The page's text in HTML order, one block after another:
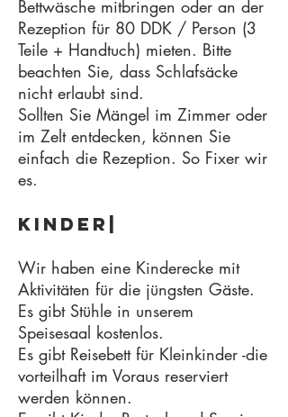
Bettwäsche mitbringen oder an der
Rezeption für 80 DDK / Person (3
Teile + Handtuch) mieten. Bitte
beachten Sie, dass Schlafsäcke
nicht erlaubt sind.
Sollten Sie Mängel im Zimmer oder
im Zelt entdecken, können Sie
einfach die Rezeption. So Fixer wir
es.
Kinder|
Wir haben eine Kinderecke mit
Aktivitäten für die jüngsten Gäste.
Es gibt Stühle in unserem
Speisesaal kostenlos.
Es gibt Reisebett für Kleinkinder -die
vorteilhaft im Voraus reserviert
werden können.